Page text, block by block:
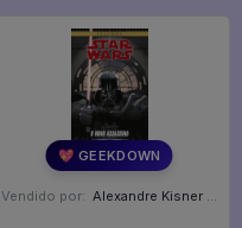
💖 GEEKDOWN
Vendido por: Alexandre Kisner - PR